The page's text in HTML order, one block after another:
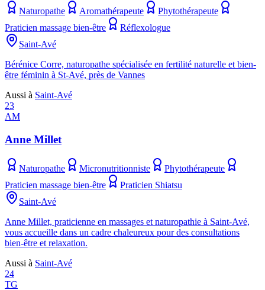
Naturopathe Aromathérapeute
Phytothérapeute
Praticien massage bien-être
Réflexologue
Saint-Avé
Bérénice Corre, naturopathe spécialisée en fertilité naturelle et bien-
être féminin à St-Avé, près de Vannes
Aussi à Saint-Avé
23
AM
Anne Millet
Naturopathe Micronutritionniste
Phytothérapeute
Praticien massage bien-être
Praticien Shiatsu
Saint-Avé
Anne Millet, praticienne en massages et naturopathie à Saint-Avé,
vous accueille dans un cadre chaleureux pour des consultations
bien-être et relaxation.
Aussi à Saint-Avé
24
TG